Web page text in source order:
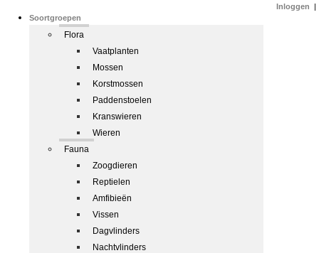
Soortgroepen
Flora
Vaatplanten
Mossen
Korstmossen
Paddenstoelen
Kranswieren
Wieren
Fauna
Zoogdieren
Reptielen
Amfibieën
Vissen
Dagvlinders
Nachtvlinders
Inloggen |